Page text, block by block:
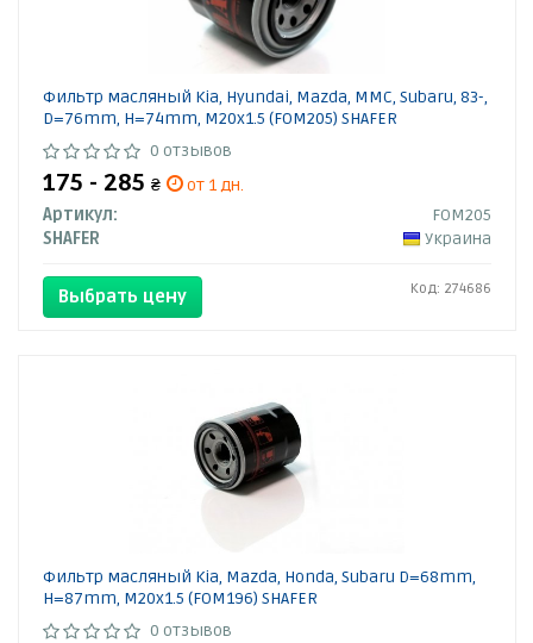
Фильтр масляный Kia, Hyundai, Mazda, MMC, Subaru, 83-,
D=76mm, H=74mm, M20x1.5 (FOM205) SHAFER
0 отзывов
175 - 285 ₴
от 1 дн.
Артикул:
FOM205
SHAFER
Украина
Выбрать цену Код: 274686
Фильтр масляный Kia, Mazda, Honda, Subaru D=68mm,
H=87mm, M20x1.5 (FOM196) SHAFER
0 отзывов